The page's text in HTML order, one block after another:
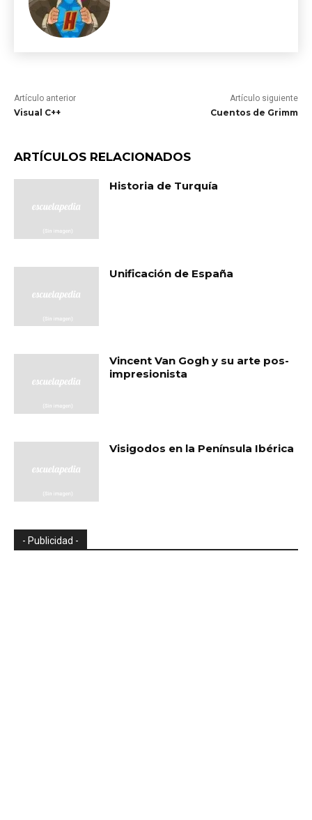
Artículo anterior
Visual C++
Artículo siguiente
Cuentos de Grimm
ARTÍCULOS RELACIONADOS
Historia de Turquía
Unificación de España
Vincent Van Gogh y su arte pos-
impresionista
Visigodos en la Península Ibérica
- Publicidad -